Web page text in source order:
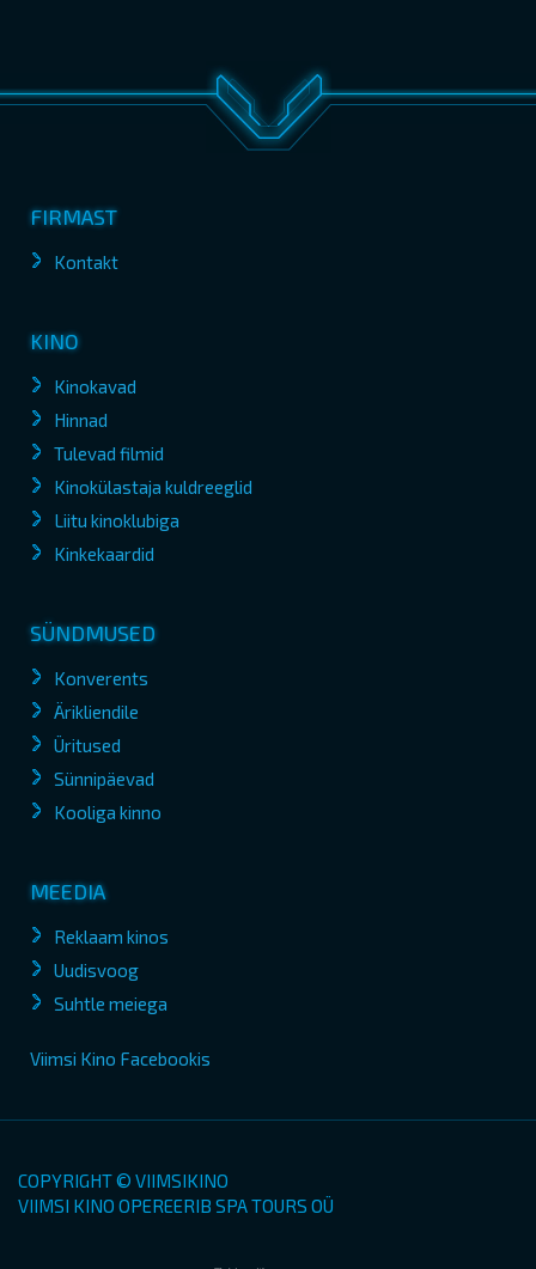
FIRMAST
Kontakt
KINO
Kinokavad
Hinnad
Tulevad filmid
Kinokülastaja kuldreeglid
Liitu kinoklubiga
Kinkekaardid
SÜNDMUSED
Konverents
Ärikliendile
Üritused
Sünnipäevad
Kooliga kinno
MEEDIA
Reklaam kinos
Uudisvoog
Suhtle meiega
Viimsi Kino Facebookis
COPYRIGHT © VIIMSIKINO
VIIMSI KINO OPEREERIB SPA TOURS OÜ